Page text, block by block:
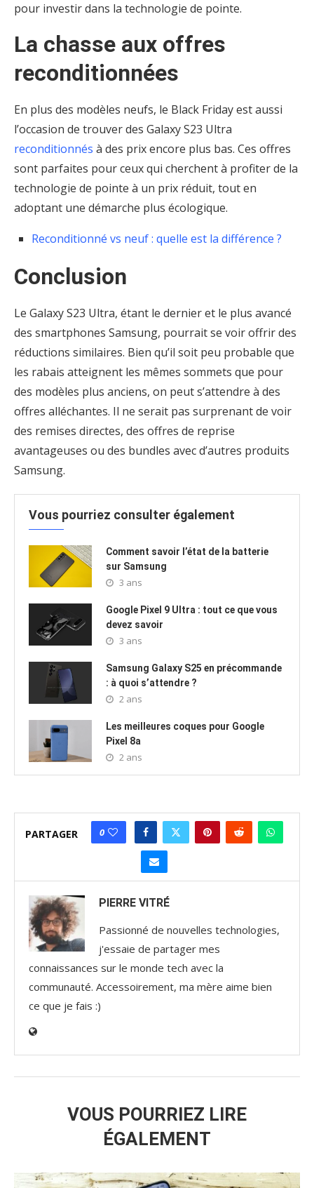
pour investir dans la technologie de pointe.
La chasse aux offres
reconditionnées
En plus des modèles neufs, le Black Friday est aussi
l’occasion de trouver des Galaxy S23 Ultra
reconditionnés à des prix encore plus bas. Ces offres
sont parfaites pour ceux qui cherchent à profiter de la
technologie de pointe à un prix réduit, tout en
adoptant une démarche plus écologique.
Reconditionné vs neuf : quelle est la différence ?
Conclusion
Le Galaxy S23 Ultra, étant le dernier et le plus avancé
des smartphones Samsung, pourrait se voir offrir des
réductions similaires. Bien qu’il soit peu probable que
les rabais atteignent les mêmes sommets que pour
des modèles plus anciens, on peut s’attendre à des
offres alléchantes. Il ne serait pas surprenant de voir
des remises directes, des offres de reprise
avantageuses ou des bundles avec d’autres produits
Samsung.
Vous pourriez consulter également
Comment savoir l’état de la batterie
sur Samsung
3 ans
Google Pixel 9 Ultra : tout ce que vous
devez savoir
3 ans
Samsung Galaxy S25 en précommande
: à quoi s’attendre ?
2 ans
Les meilleures coques pour Google
Pixel 8a
2 ans
PARTAGER 0
PIERRE VITRÉ
Passionné de nouvelles technologies,
j'essaie de partager mes
connaissances sur le monde tech avec la
communauté. Accessoirement, ma mère aime bien
ce que je fais :)
VOUS POURRIEZ LIRE
ÉGALEMENT